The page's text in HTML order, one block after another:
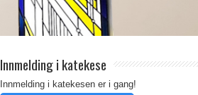
Innmelding i katekese
Innmelding i katekesen er i gang!